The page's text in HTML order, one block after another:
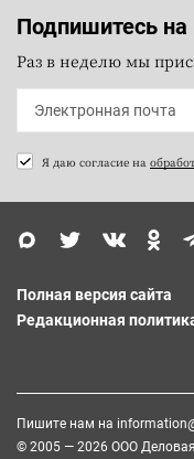
Подпишитесь на
Раз в неделю мы
Я даю согласие на
Полная версия сайта
Редакционная
Пишите нам на
© 2005 — 2026 ООО Деловая